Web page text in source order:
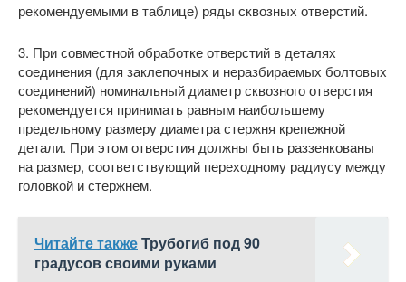
рекомендуемыми в таблице) ряды сквозных отверстий.
3. При совместной обработке отверстий в деталях
соединения (для заклепочных и неразбираемых болтовых
соединений) номинальный диаметр сквозного отверстия
рекомендуется принимать равным наибольшему
предельному размеру диаметра стержня крепежной
детали. При этом отверстия должны быть раззенкованы
на размер, соответствующий переходному радиусу между
головкой и стержнем.
Читайте такжеТрубогиб под 90
градусов своими руками